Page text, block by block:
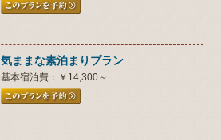
気ままな素泊まりプラン
基本宿泊費：￥14,300～